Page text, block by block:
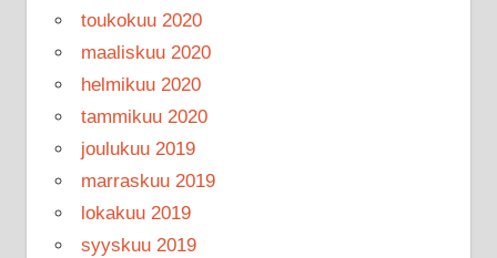
toukokuu 2020
maaliskuu 2020
helmikuu 2020
tammikuu 2020
joulukuu 2019
marraskuu 2019
lokakuu 2019
syyskuu 2019